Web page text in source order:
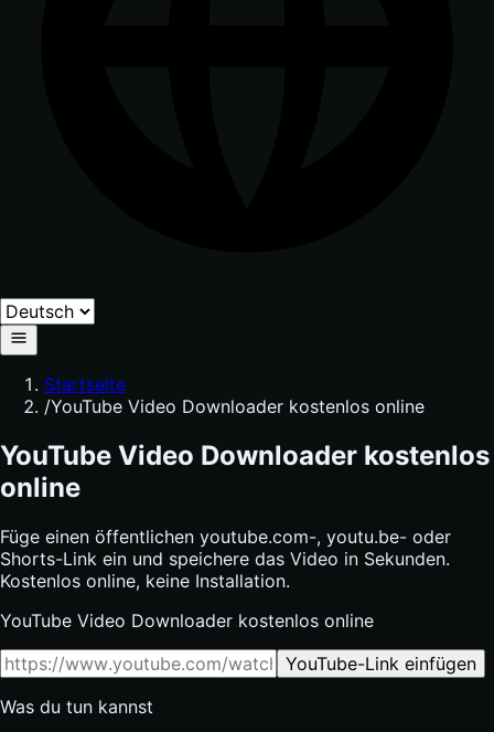
Startseite
/YouTube Video Downloader kostenlos online
YouTube Video Downloader kostenlos
online
Füge einen öffentlichen youtube.com-, youtu.be- oder
Shorts-Link ein und speichere das Video in Sekunden.
Kostenlos online, keine Installation.
YouTube Video Downloader kostenlos online
YouTube-Link einfügen
Was du tun kannst